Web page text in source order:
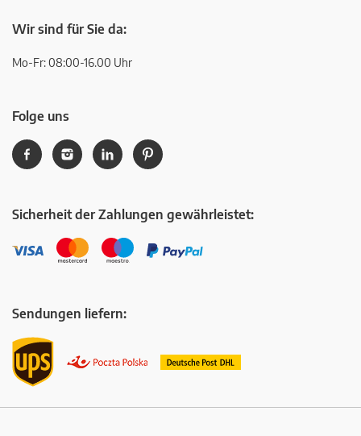
Wir sind für Sie da:
Mo-Fr: 08:00-16.00 Uhr
Folge uns
Sicherheit der Zahlungen gewährleistet:
Sendungen liefern: